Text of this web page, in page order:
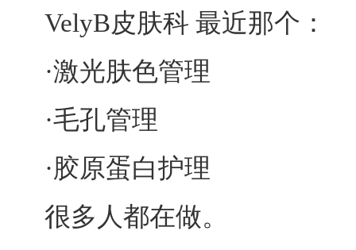
VelyB皮肤科 最近那个：
·激光肤色管理
·毛孔管理
·胶原蛋白护理
很多人都在做。